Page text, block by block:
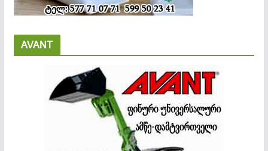
AVANT